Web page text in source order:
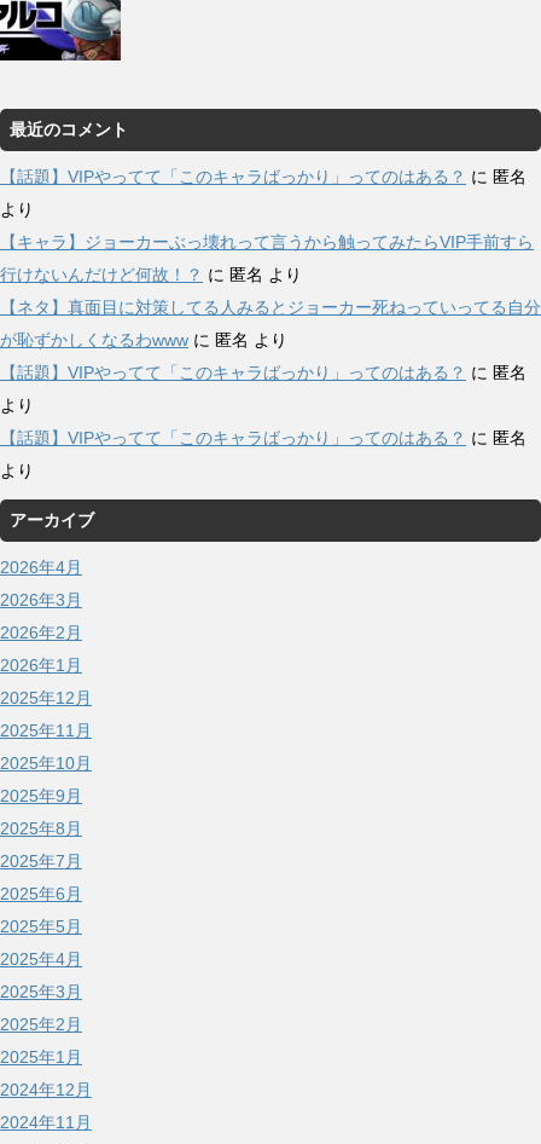
最近のコメント
【話題】VIPやってて「このキャラばっかり」ってのはある？ に 匿名
より
【キャラ】ジョーカーぶっ壊れって言うから触ってみたらVIP手前すら
行けないんだけど何故！？ に 匿名 より
【ネタ】真面目に対策してる人みるとジョーカー死ねっていってる自分
が恥ずかしくなるわwww に 匿名 より
【話題】VIPやってて「このキャラばっかり」ってのはある？ に 匿名
より
【話題】VIPやってて「このキャラばっかり」ってのはある？ に 匿名
より
アーカイブ
2026年4月
2026年3月
2026年2月
2026年1月
2025年12月
2025年11月
2025年10月
2025年9月
2025年8月
2025年7月
2025年6月
2025年5月
2025年4月
2025年3月
2025年2月
2025年1月
2024年12月
2024年11月